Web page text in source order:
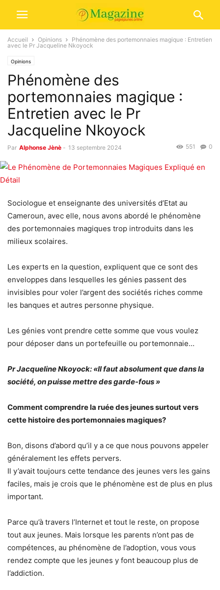
Accueil Opinions
Phénomène des portemonnaies magique : Entretien
avec le Pr Jacqueline Nkoyock
Opinions
Phénomène des
portemonnaies magique :
Entretien avec le Pr
Jacqueline Nkoyock
Par Alphonse Jènè - 13 septembre 2024 0
551
Sociologue et enseignante des universités d’Etat au
Cameroun, avec elle, nous avons abordé le phénomène
des portemonnaies magiques trop introduits dans les
milieux scolaires.
Les experts en la question, expliquent que ce sont des
enveloppes dans lesquelles les génies passent des
invisibles pour voler l’argent des sociétés riches comme
les banques et autres personne physique.
Les génies vont prendre cette somme que vous voulez
pour déposer dans un portefeuille ou portemonnaie…
Pr Jacqueline Nkoyock: «Il faut absolument que dans la
société, on puisse mettre des garde-fous »
Comment comprendre la ruée des jeunes surtout vers
cette histoire des portemonnaies magiques?
Bon, disons d’abord qu’il y a ce que nous pouvons appeler
généralement les effets pervers.
Il y’avait toujours cette tendance des jeunes vers les gains
faciles, mais je crois que le phénomène est de plus en plus
important.
Parce qu’à travers l’Internet et tout le reste, on propose
tout aux jeunes. Mais lorsque les parents n’ont pas de
compétences, au phénomène de l’adoption, vous vous
rendez compte que les jeunes y font beaucoup plus de
l’addiction.